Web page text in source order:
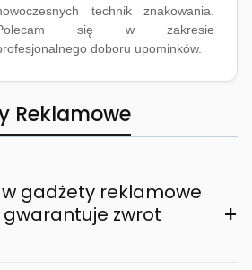
technik znakowania.
się w zakresie
doboru upominków.
Reklamowe
gadżety reklamowe
zwrot
+